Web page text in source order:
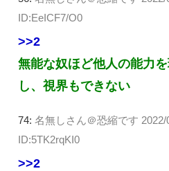
ID:EeICF7/O0
>>2
無能な奴ほど他人の能力
し、視界もできない
74: 名無しさん＠恐縮です
ID:5TK2rqKI0
>>2